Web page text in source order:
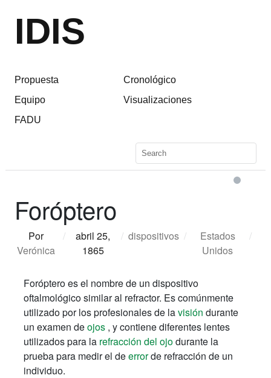
IDIS
Propuesta
Equipo
FADU
Cronológico
Visualizaciones
Foróptero
Por
Verónica
/
abril 25,
1865
/ dispositivos /
Estados
Unidos
/
Foróptero es el nombre de un dispositivo
oftalmológico similar al refractor. Es comúnmente
utilizado por los profesionales de lavisión durante
un examen deojos , y contiene diferentes lentes
utilizados para la refracción del ojodurante la
prueba para medir el deerrorde refracción de un
individuo.